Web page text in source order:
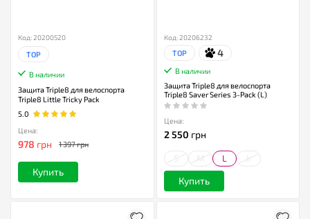
Код: 20200520
TOP
В наличии
Защита Triple8 для велоспорта
Triple8 Little Tricky Pack
5.0
Цена:
978 грн 1 397 грн
Купить
Код: 20206232
TOP 4
В наличии
Защита Triple8 для велоспорта
Triple8 Saver Series 3-Pack (L)
Цена:
2 550 грн
L
Купить